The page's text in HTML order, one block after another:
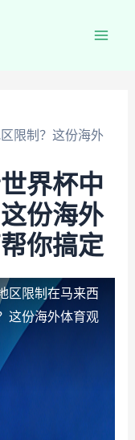
限制？这份海外
界杯中
份海外
你搞定
区限制 在马来西
这份海外体育观